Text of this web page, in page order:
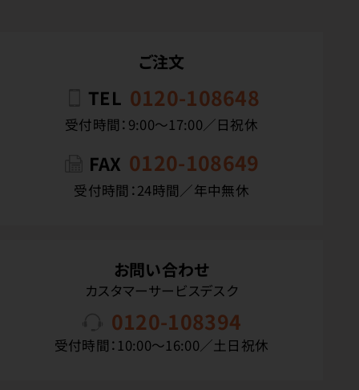
ご注文
TEL 0120-108648
受付時間：9:00〜17:00／日祝休
FAX 0120-108649
受付時間：24時間／年中無休
お問い合わせ
カスタマーサービスデスク
0120-108394
受付時間：10:00〜16:00／土日祝休